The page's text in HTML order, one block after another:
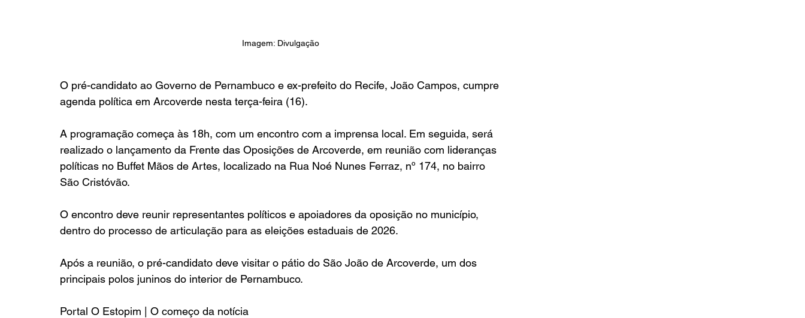
Imagem: Divulgação
O pré-candidato ao Governo de Pernambuco e ex-prefeito do Recife, João Campos, cumpre
agenda política em Arcoverde nesta terça-feira (16).
A programação começa às 18h, com um encontro com a imprensa local. Em seguida, será
realizado o lançamento da Frente das Oposições de Arcoverde, em reunião com lideranças
políticas no Buffet Mãos de Artes, localizado na Rua Noé Nunes Ferraz, nº 174, no bairro
São Cristóvão.
O encontro deve reunir representantes políticos e apoiadores da oposição no município,
dentro do processo de articulação para as eleições estaduais de 2026.
Após a reunião, o pré-candidato deve visitar o pátio do São João de Arcoverde, um dos
principais polos juninos do interior de Pernambuco.
Portal O Estopim | O começo da notícia